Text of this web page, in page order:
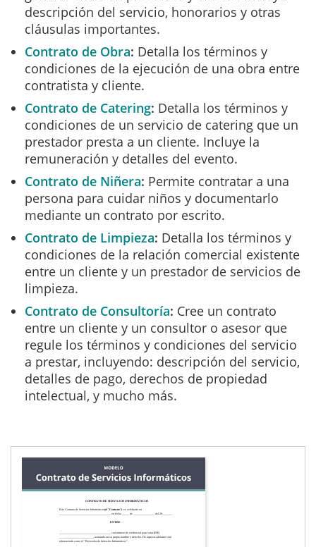
descripción del servicio, honorarios y otras
cláusulas importantes.
Contrato de Obra Detalla los términos y
condiciones de la ejecución de una obra entre
contratista y cliente.
Contrato de Catering Detalla los términos y
condiciones de un servicio de catering que un
prestador presta a un cliente. Incluye la
remuneración y detalles del evento.
Contrato de Niñera Permite contratar a una
persona para cuidar niños y documentarlo
mediante un contrato por escrito.
Contrato de Limpieza Detalla los términos y
condiciones de la relación comercial existente
entre un cliente y un prestador de servicios de
limpieza.
Contrato de Consultoría Cree un contrato
entre un cliente y un consultor o asesor que
regule los términos y condiciones del servicio
a prestar, incluyendo: descripción del servicio,
detalles de pago, derechos de propiedad
intelectual, y mucho más.